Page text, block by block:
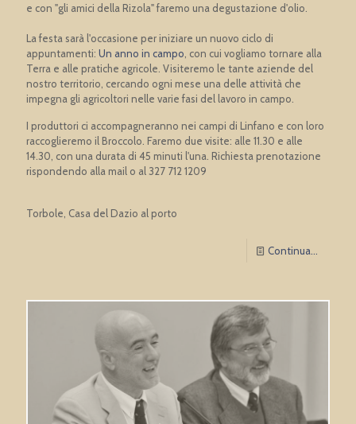
e con "gli amici della Rizola" faremo una degustazione d'olio.
La festa sarà l'occasione per iniziare un nuovo ciclo di
appuntamenti: Un anno in campo , con cui vogliamo tornare alla
Terra e alle pratiche agricole. Visiteremo le tante aziende del
nostro territorio, cercando ogni mese una delle attività che
impegna gli agricoltori nelle varie fasi del lavoro in campo.
I produttori ci accompagneranno nei campi di Linfano e con loro
raccoglieremo il Broccolo. Faremo due visite: alle 11.30 e alle
14.30, con una durata di 45 minuti l'una. Richiesta prenotazione
rispondendo alla mail o al 327 712 1209
Torbole, Casa del Dazio al porto
Continua...